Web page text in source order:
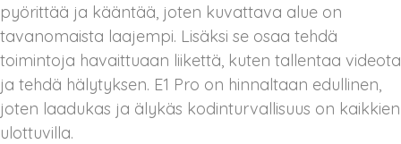
pyörittää ja kääntää, joten kuvattava alue on
tavanomaista laajempi. Lisäksi se osaa tehdä
toimintoja havaittuaan liikettä, kuten tallentaa videota
ja tehdä hälytyksen. E1 Pro on hinnaltaan edullinen,
joten laadukas ja älykäs kodinturvallisuus on kaikkien
ulottuvilla.